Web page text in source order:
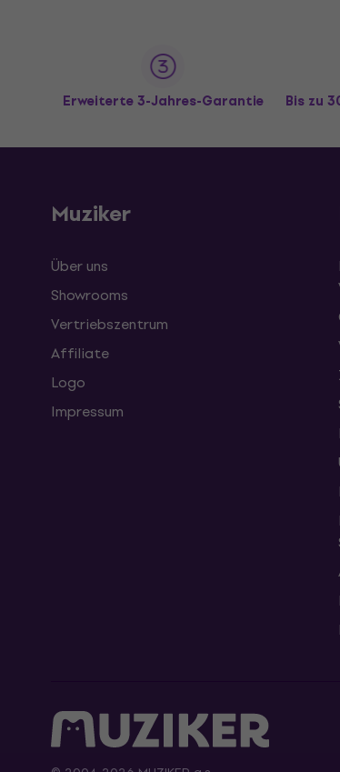
Erweiterte 3-Jahres-Garantie Bis zu
Muziker
Über uns
Showrooms
Vertriebszentrum
Affiliate
Logo
Impressum